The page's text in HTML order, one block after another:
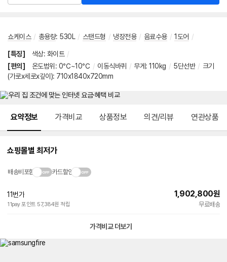
쇼케이스 / 총용량: 530L / 스탠드형 / 냉장전용 / 음료수용 / 1도어 /
[특징] 색상: 화이트 /
[편의]
온도범위 : 0℃~10℃ / 이동식바퀴 / 무게 : 110kg / 5단선반 / 크기
(가로x세로x깊이): 710x1840x720mm
요약정보 가격비교 상품정보 의견/리뷰 연관상품
쇼핑몰별 최저가
배송비포함 카드할인
11번가
11pay 포인트 57,384원 적립
1,902,800원
무료배송
가격비교 더보기